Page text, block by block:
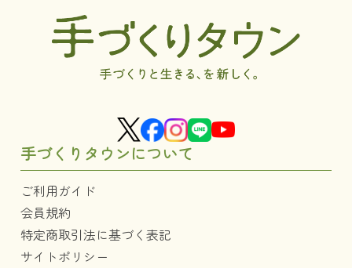
手づくりタウンについて
ご利用ガイド
会員規約
特定商取引法に基づく表記
サイトポリシー